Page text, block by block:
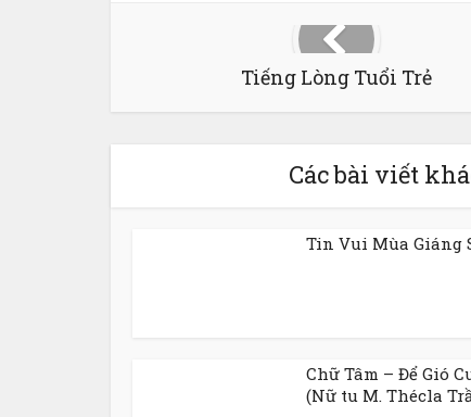
Tiếng Lòng Tuổi Trẻ
Các bài viết
Tin Vui Mùa Giáng
Chữ Tâm – Để Gió
(Nữ tu M. Thécla